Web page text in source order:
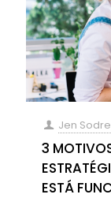
Jen Sodre
3
ESTÁ